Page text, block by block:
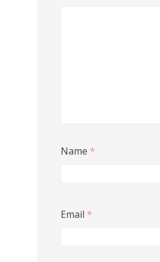
Name *
Email *